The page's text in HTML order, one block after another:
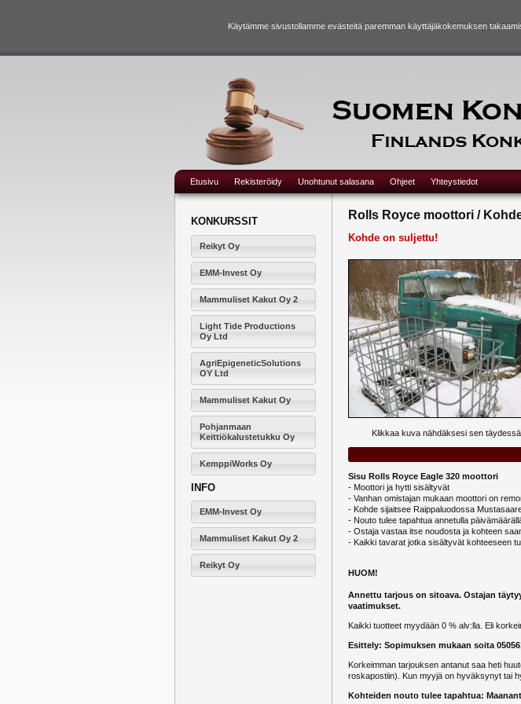
Käytämme sivustollamme evästeitä paremman käyttäjäkokemuksen
Etusivu Rekisteröidy Unohtunut salasana Ohjeet Yhteystiedot
KONKURSSIT
Reikyt Oy
EMM-Invest Oy
Mammuliset Kakut Oy 2
Light Tide Productions
Oy Ltd
AgriEpigeneticSolutions
OY Ltd
Mammuliset Kakut Oy
Pohjanmaan
Keittiökalustetukku Oy
KemppiWorks Oy
INFO
EMM-Invest Oy
Mammuliset Kakut Oy 2
Reikyt Oy
Rolls Royce moottori /
Kohde on suljettu!
Klikkaa kuva nähdäksesi sen
Sisu Rolls Royce Eagle 320 moottori
- Moottori ja hytti sisältyvät
- Vanhan omistajan mukaan moottori on
- Kohde sijaitsee Raippaluodossa
- Nouto tulee tapahtua annetulla
- Ostaja vastaa itse noudosta ja kohteen
- Kaikki tavarat jotka sisältyvät kohteeseen
HUOM!
Annettu tarjous on sitoava. Ostajan
vaatimukset.
Kaikki tuotteet myydään 0 % alv:lla. Eli
Esittely: Sopimuksen mukaan soita
Korkeimman tarjouksen antanut saa heti
roskapostiin). Kun myyjä on hyväksynyt tai
Kohteiden nouto tulee tapahtua: